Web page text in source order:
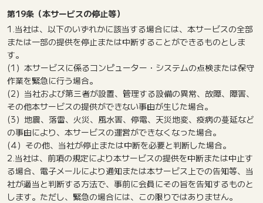
第19条（本サービスの停止等）
1.当社は、以下のいずれかに該当する場合には、本サービスの全部
または一部の提供を停止または中断することができるものとしま
す。
(1）本サービスに係るコンピューター・システムの点検または保守
作業を緊急に行う場合。
(2）当社および第三者が設置、管理する設備の異常、故障、障害、
その他本サービスの提供ができない事由が生じた場合。
(3）地震、落雷、火災、風水害、停電、天災地変、疫病の蔓延など
の事由により、本サービスの運営ができなくなった場合。
(4）その他、当社が停止または中断を必要と判断した場合。
2.当社は、前項の規定により本サービスの提供を中断または中止す
る場合、電子メールにより通知または本サービス上での告知等、当
社が適当と判断する方法で、事前に会員にその旨を告知するものと
します。ただし、緊急の場合には、この限りではありません。